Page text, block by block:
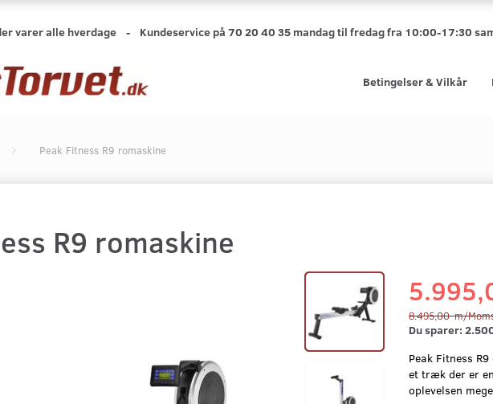
varer alle hverdage - Kundeservice på 70 20 40 35 mandag til fredag fra 10:00-17:30
Betingelser & Vilkår
Peak Fitness R9 romaskine
R9 romaskine
8.495,00m/
Du sparer:
Peak Fitness
et træk der er
oplevelsen